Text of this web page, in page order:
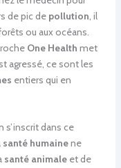
de pic de pollution, il
ou aux océans.
One Health met
agressé, ce sont les
entiers qui en
s’inscrit dans ce
santé humainene
santé animaleet de